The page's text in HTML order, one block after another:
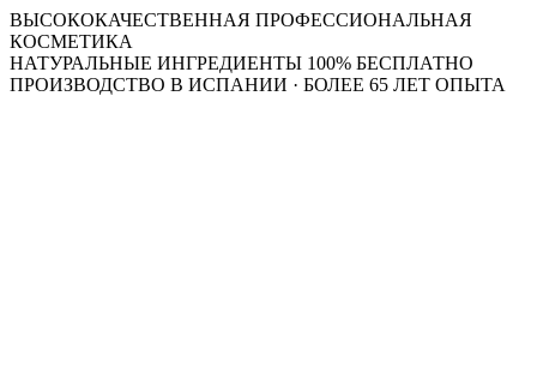
ВЫСОКОКАЧЕСТВЕННАЯ ПРОФЕССИОНАЛЬНАЯ
КОСМЕТИКА
НАТУРАЛЬНЫЕ ИНГРЕДИЕНТЫ 100% БЕСПЛАТНО
ПРОИЗВОДСТВО В ИСПАНИИ · БОЛЕЕ 65 ЛЕТ ОПЫТА